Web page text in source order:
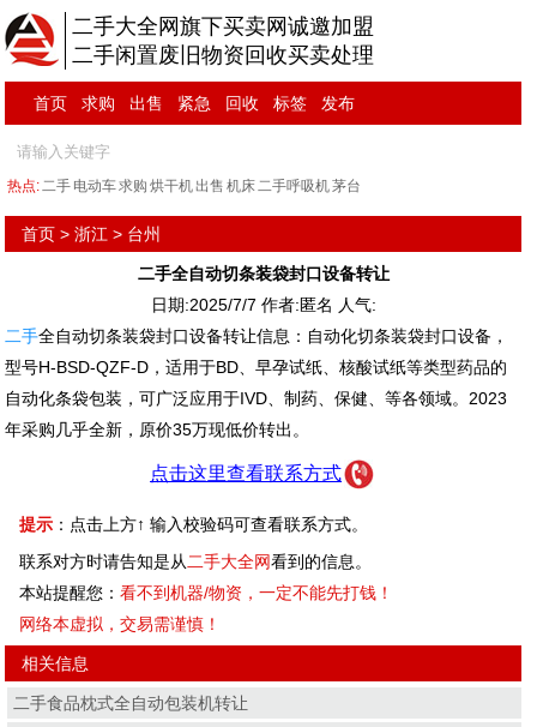
二手大全网旗下买卖网诚邀加盟
二手闲置废旧物资回收买卖处理
首页 求购 出售 紧急 回收 标签 发布
热点:二手 电动车求购 烘干机出售 机床二手呼吸机茅台
首页 >浙江 > 台州
二手全自动切条装袋封口设备转让
日期:2025/7/7 作者:匿名 人气:
二手全自动切条装袋封口设备转让信息：自动化切条装袋封口设备，
型号H-BSD-QZF-D，适用于BD、早孕试纸、核酸试纸等类型药品的
自动化条袋包装，可广泛应用于IVD、制药、保健、等各领域。2023
年采购几乎全新，原价35万现低价转出。
点击这里查看联系方式
提示 ：点击上方↑ 输入校验码可查看联系方式。
联系对方时请告知是从 二手大全网看到的信息。
本站提醒您：看不到机器/物资，一定不能先打钱！
网络本虚拟，交易需谨慎！
相关信息
二手食品枕式全自动包装机转让